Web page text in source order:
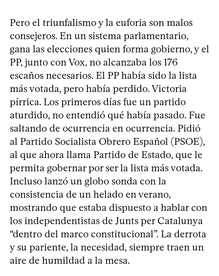
Pero el triunfalismo y la euforia son malos
consejeros. En un sistema parlamentario,
gana las elecciones quien forma gobierno, y el
PP, junto con Vox, no alcanzaba los 176
escaños necesarios. El PP había sido la lista
más votada, pero había perdido. Victoria
pírrica. Los primeros días fue un partido
aturdido, no entendió qué había pasado. Fue
saltando de ocurrencia en ocurrencia. Pidió
al Partido Socialista Obrero Español (PSOE),
al que ahora llama Partido de Estado, que le
permita gobernar por ser la lista más votada.
Incluso lanzó un globo sonda con la
consistencia de un helado en verano,
mostrando que estaba dispuesto a hablar con
los independentistas de Junts per Catalunya
“dentro del marco constitucional”. La derrota
y su pariente, la necesidad, siempre traen un
aire de humildad a la mesa.